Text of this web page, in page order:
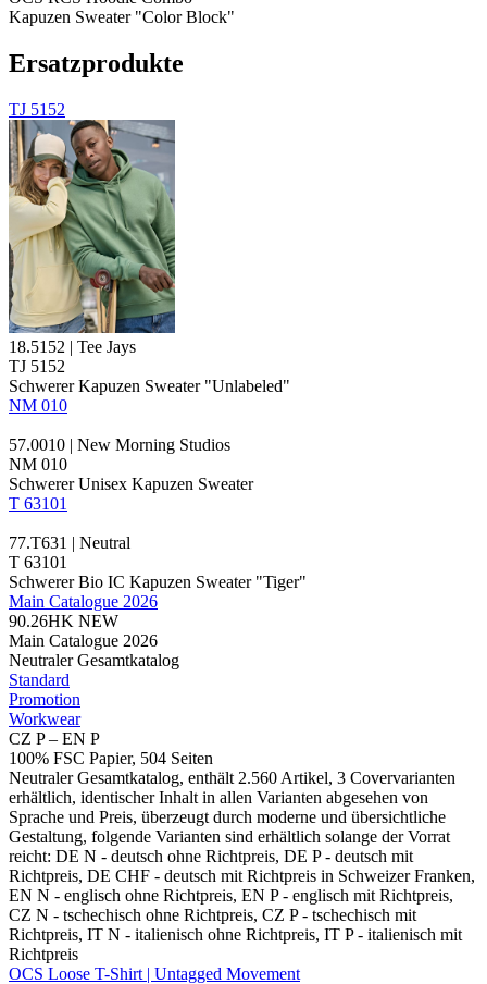
Kapuzen Sweater "Color Block"
Ersatzprodukte
TJ 5152
18.5152 | Tee Jays
TJ 5152
Schwerer Kapuzen Sweater "Unlabeled"
NM 010
57.0010 | New Morning Studios
NM 010
Schwerer Unisex Kapuzen Sweater
T 63101
77.T631 | Neutral
T 63101
Schwerer Bio IC Kapuzen Sweater "Tiger"
Main Catalogue 2026
90.26HK NEW
Main Catalogue 2026
Neutraler Gesamtkatalog
Standard
Promotion
Workwear
CZ P – EN P
100% FSC Papier, 504 Seiten
Neutraler Gesamtkatalog, enthält 2.560 Artikel, 3 Covervarianten
erhältlich, identischer Inhalt in allen Varianten abgesehen von
Sprache und Preis, überzeugt durch moderne und übersichtliche
Gestaltung, folgende Varianten sind erhältlich solange der Vorrat
reicht: DE N - deutsch ohne Richtpreis, DE P - deutsch mit
Richtpreis, DE CHF - deutsch mit Richtpreis in Schweizer Franken,
EN N - englisch ohne Richtpreis, EN P - englisch mit Richtpreis,
CZ N - tschechisch ohne Richtpreis, CZ P - tschechisch mit
Richtpreis, IT N - italienisch ohne Richtpreis, IT P - italienisch mit
Richtpreis
OCS Loose T-Shirt | Untagged Movement